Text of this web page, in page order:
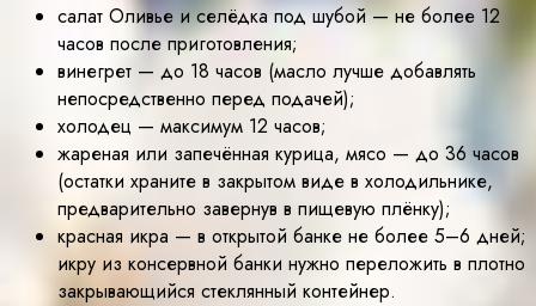
салат Оливье и селёдка под шубой — не более 12
часов после приготовления;
винегрет — до 18 часов (масло лучше добавлять
непосредственно перед подачей);
холодец — максимум 12 часов;
жареная или запечённая курица, мясо — до 36 часов
(остатки храните в закрытом виде в холодильнике,
предварительно завернув в пищевую плёнку);
красная икра — в открытой банке не более 5–6 дней;
икру из консервной банки нужно переложить в плотно
закрывающийся стеклянный контейнер.